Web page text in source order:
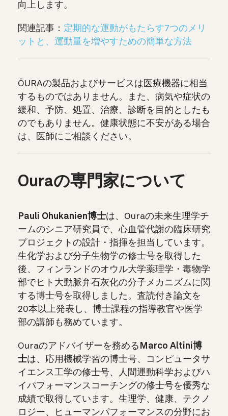
向上します。
関連記事： 定期的な運動がもたらす7つのメリ
ットと、運動量を増やすための簡単な方法
ŌURAの製品およびサービスは医療機器に相当
するものではありません。また、病気や症状の
緩和、予防、処置、治療、診断を目的としたも
のでもありません。健康状態に不安がある場合
は、医師にご相談ください。
Ouraの専門家について
Pauli Ohukanien博士は、Ouraの未来生理学チ
ームのシニア研究員で、心血管代謝の臨床研究
プロジェクトの設計・指揮を担当しています。
生化学および分子生物学の修士号を取得した
後、フィンランドのオウル大学薬理学・毒物学
部でヒト大動脈弁石灰化の分子メカニズムに関
する博士号を取得しました。査読付き論文を
20本以上発表し、博士課程の指導教官や医学
部の講師も務めています。
Ouraのアドバイザーを務める Marco Altini博
士は、応用機械学習の博士号、コンピュータサ
イエンス工学の修士号、人間運動科学およびハ
イパフォーマンスコーチングの修士号を優秀な
成績で取得しています。生理学、健康、テクノ
ロジー、ヒューマンパフォーマンスの分野にお